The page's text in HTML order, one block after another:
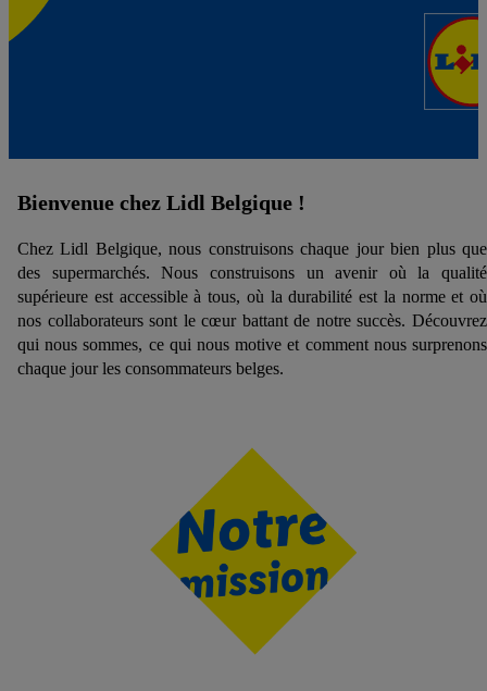
Bienvenue chez Lidl Belgique !
Chez Lidl Belgique, nous construisons chaque jour bien plus que
des supermarchés. Nous construisons un avenir où la qualité
supérieure est accessible à tous, où la durabilité est la norme et où
nos collaborateurs sont le cœur battant de notre succès. Découvrez
qui nous sommes, ce qui nous motive et comment nous surprenons
chaque jour les consommateurs belges.